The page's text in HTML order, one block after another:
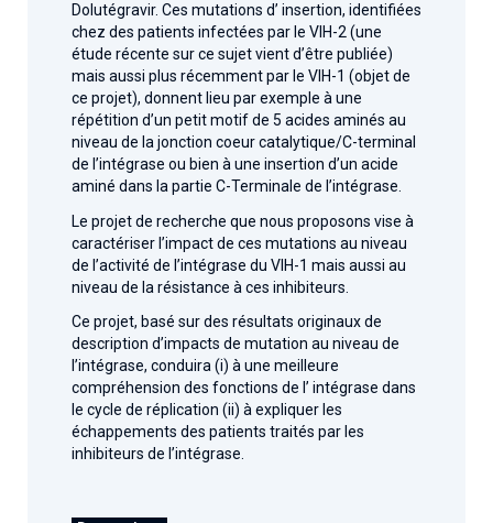
Dolutégravir. Ces mutations d’ insertion, identifiées
chez des patients infectées par le VIH-2 (une
étude récente sur ce sujet vient d’être publiée)
mais aussi plus récemment par le VIH-1 (objet de
ce projet), donnent lieu par exemple à une
répétition d’un petit motif de 5 acides aminés au
niveau de la jonction coeur catalytique/C-terminal
de l’intégrase ou bien à une insertion d’un acide
aminé dans la partie C-Terminale de l’intégrase.
Le projet de recherche que nous proposons vise à
caractériser l’impact de ces mutations au niveau
de l’activité de l’intégrase du VIH-1 mais aussi au
niveau de la résistance à ces inhibiteurs.
Ce projet, basé sur des résultats originaux de
description d’impacts de mutation au niveau de
l’intégrase, conduira (i) à une meilleure
compréhension des fonctions de l’ intégrase dans
le cycle de réplication (ii) à expliquer les
échappements des patients traités par les
inhibiteurs de l’intégrase.